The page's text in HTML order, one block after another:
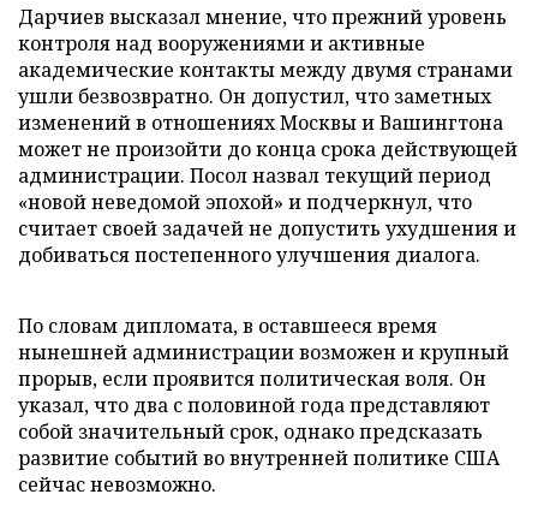
Дарчиев высказал мнение, что прежний уровень
контроля над вооружениями и активные
академические контакты между двумя странами
ушли безвозвратно. Он допустил, что заметных
изменений в отношениях Москвы и Вашингтона
может не произойти до конца срока действующей
администрации. Посол назвал текущий период
«новой неведомой эпохой» и подчеркнул, что
считает своей задачей не допустить ухудшения и
добиваться постепенного улучшения диалога.
По словам дипломата, в оставшееся время
нынешней администрации возможен и крупный
прорыв, если проявится политическая воля. Он
указал, что два с половиной года представляют
собой значительный срок, однако предсказать
развитие событий во внутренней политике США
сейчас невозможно.